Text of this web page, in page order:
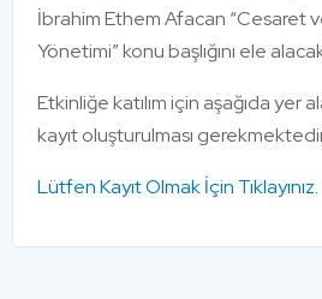
İbrahim Ethem Afacan “Cesaret
Yönetimi” konu başlığını ele
Etkinliğe katılım için aşağıda yer
kayıt oluşturulması
Lütfen Kayıt Olmak İçin Tıklayınız.